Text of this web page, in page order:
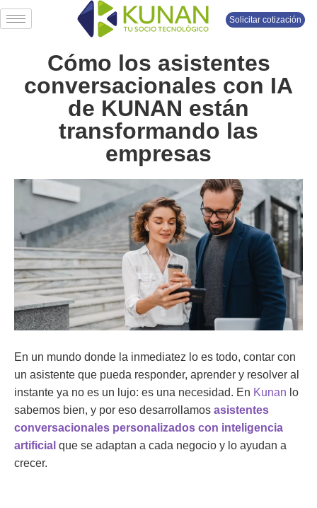
Solicitar cotización
Cómo los asistentes
conversacionales con IA
de KUNAN están
transformando las
empresas
En un mundo donde la inmediatez lo es todo, contar con
un asistente que pueda responder, aprender y resolver al
instante ya no es un lujo: es una necesidad. En Kunan lo
sabemos bien, y por eso desarrollamos asistentes
conversacionales personalizados con inteligencia
artificial que se adaptan a cada negocio y lo ayudan a
crecer.